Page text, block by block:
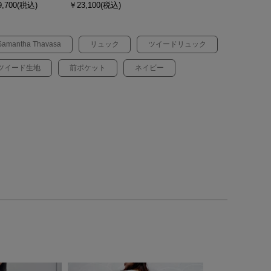
Thavasa リュック ツイードリュック
イード生地 前ポケット ネイビー
税込) ￥23,100(税込)